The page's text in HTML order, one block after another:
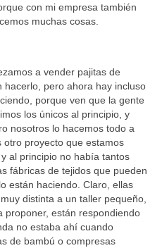
con mi empresa también
muchas cosas.
a vender pajitas de
hacerlo, pero ahora hay incluso
porque ven que la gente
los únicos al principio, y
nosotros lo hacemos todo a
otro proyecto que estamos
al principio no había tantos
fábricas de tejidos que pueden
están haciendo. Claro, ellas
distinta a un taller pequeño,
proponer, están respondiendo
no estaba ahí cuando
de bambú o compresas